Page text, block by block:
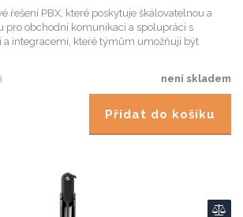
řešení PBX, které poskytuje škálovatelnou a
pro obchodní komunikaci a spolupráci s
integracemi, které týmům umožňují být
není skladem
Přidat do košíku